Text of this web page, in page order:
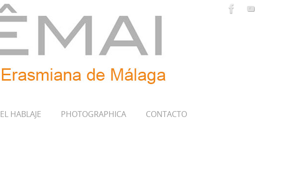
EL HABLAJE PHOTOGRAPHICA CONTACTO